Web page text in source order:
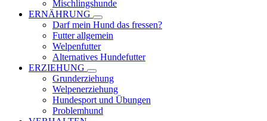
Mischlingshunde
ERNÄHRUNG
Darf mein Hund das fressen?
Futter allgemein
Welpenfutter
Alternatives Hundefutter
ERZIEHUNG
Grunderziehung
Welpenerziehung
Hundesport und Übungen
Problemhund